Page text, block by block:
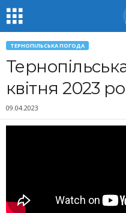
ТЕРНОПІЛЬСЬКА ПОГОДА
квітня 2023
09.04.2023